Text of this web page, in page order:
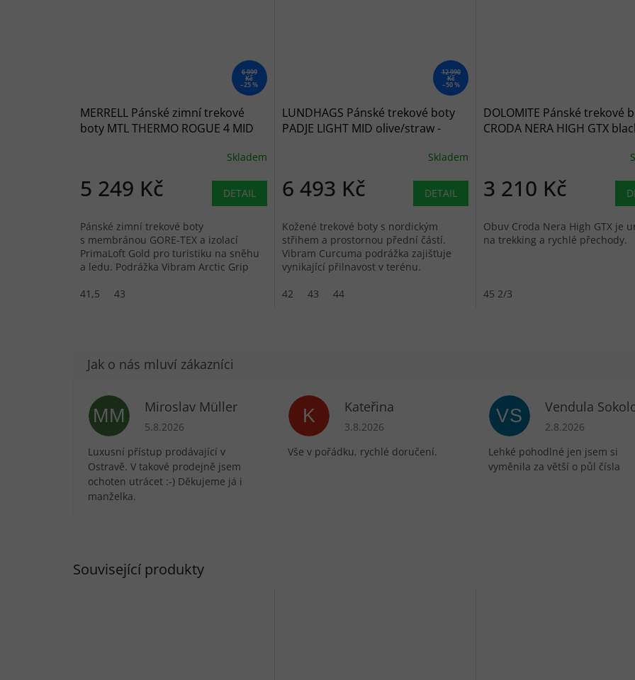
Související produkty
6 999
Kč
–25 %
MERRELL Pánské zimní trekové
boty MTL THERMO ROGUE 4 MID
Skladem
5 249 Kč DETAIL
Pánské zimní trekové boty
s membránou GORE-TEX a izolací
PrimaLoft Gold pro turistiku na sněhu
a ledu. Podrážka Vibram Arctic Grip
41,5
43
12 990
Kč
–50 %
LUNDHAGS Pánské trekové boty
PADJE LIGHT MID olive/straw -
Skladem
6 493 Kč DETAIL
Kožené trekové boty s nordickým
střihem a prostornou přední částí.
Vibram Curcuma podrážka zajišťuje
vynikající přilnavost v terénu.
42
43 44
DOLOMITE Pánské trekové
CRODA NERA HIGH GTX
3 210 Kč
Obuv Croda Nera High GTX je
na trekking a rychlé přechody.
45 2/3
MM Miroslav Müller
Hodnocení obchodu je 5 z 5 hvězdiček.
5.8.2026
Luxusní přístup prodávající v
Ostravě. V takové prodejně jsem
ochoten utrácet :-) Děkujeme já i
manželka.
K Kateřina
Hodnocení obchodu je 5 z 5 hvězdiček.
3.8.2026
Vše v pořádku, rychlé doručení.
VS Vendula
Hodnocení
2.8.2026
Lehké pohodlné jen jsem si
vyměnila za větší o půl čísla